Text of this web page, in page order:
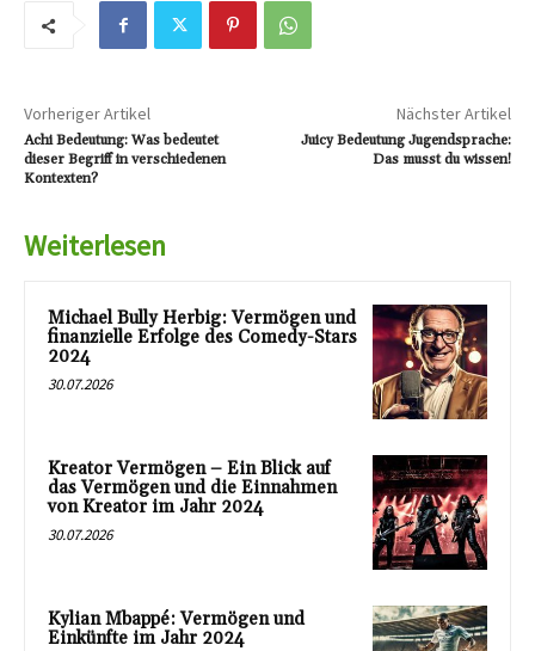
Vorheriger Artikel
Achi Bedeutung: Was bedeutet
dieser Begriff in verschiedenen
Kontexten?
Nächster Artikel
Juicy Bedeutung Jugendsprache:
Das musst du wissen!
Weiterlesen
Michael Bully Herbig: Vermögen und
finanzielle Erfolge des Comedy-Stars
2024
30.07.2026
Kreator Vermögen – Ein Blick auf
das Vermögen und die Einnahmen
von Kreator im Jahr 2024
30.07.2026
Kylian Mbappé: Vermögen und
Einkünfte im Jahr 2024